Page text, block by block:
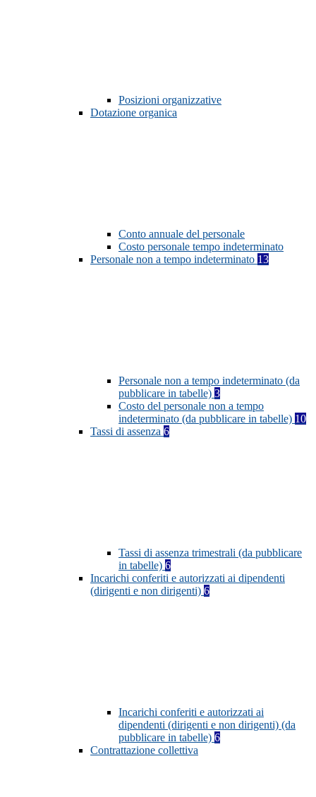
Posizioni organizzative
Dotazione organica
Conto annuale del personale
Costo personale tempo indeterminato
Personale non a tempo indeterminato 13
Personale non a tempo indeterminato (da
pubblicare in tabelle) 3
Costo del personale non a tempo
indeterminato (da pubblicare in tabelle) 10
Tassi di assenza 6
Tassi di assenza trimestrali (da pubblicare
in tabelle) 6
Incarichi conferiti e autorizzati ai dipendenti
(dirigenti e non dirigenti) 6
Incarichi conferiti e autorizzati ai
dipendenti (dirigenti e non dirigenti) (da
pubblicare in tabelle) 6
Contrattazione collettiva